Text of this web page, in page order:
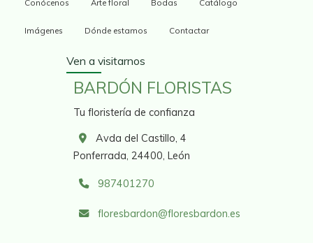
Conócenos Arte floral Bodas Catálogo
Imágenes Dónde estamos Contactar
Ven a visitarnos
BARDÓN FLORISTAS
Tu floristería de confianza
Avda del Castillo, 4
Ponferrada, 24400, León
987401270
floresbardon floresbardon.es